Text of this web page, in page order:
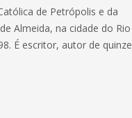
de Petrópolis e da
Almeida, na cidade do Rio
É escritor, autor de quinze